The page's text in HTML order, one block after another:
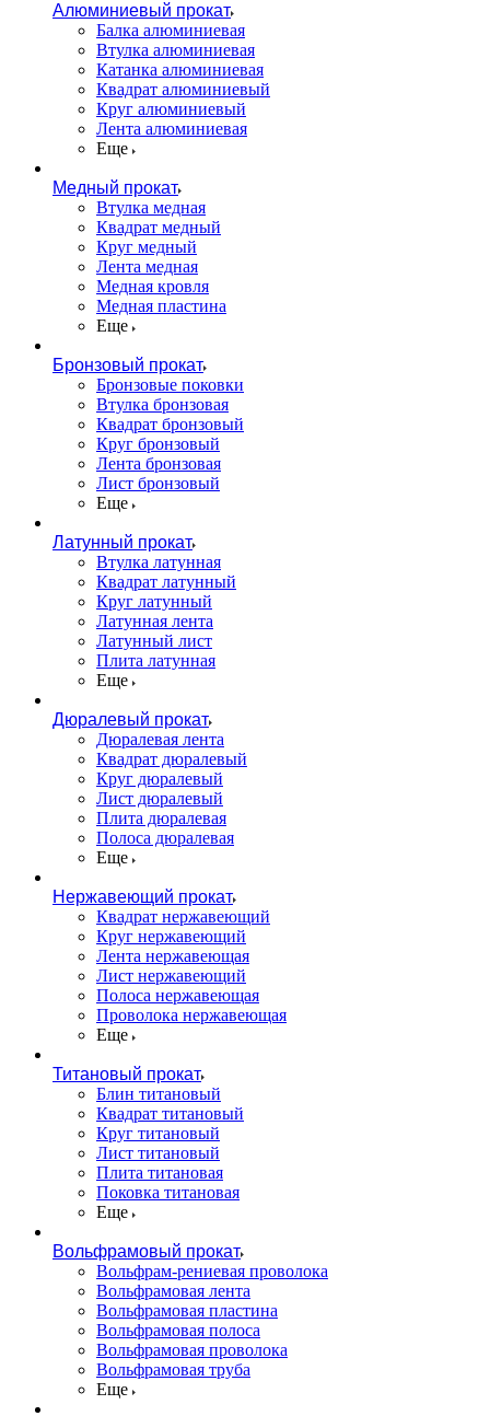
Алюминиевый прокат
Балка алюминиевая
Втулка алюминиевая
Катанка алюминиевая
Квадрат алюминиевый
Круг алюминиевый
Лента алюминиевая
Еще
Медный прокат
Втулка медная
Квадрат медный
Круг медный
Лента медная
Медная кровля
Медная пластина
Еще
Бронзовый прокат
Бронзовые поковки
Втулка бронзовая
Квадрат бронзовый
Круг бронзовый
Лента бронзовая
Лист бронзовый
Еще
Латунный прокат
Втулка латунная
Квадрат латунный
Круг латунный
Латунная лента
Латунный лист
Плита латунная
Еще
Дюралевый прокат
Дюралевая лента
Квадрат дюралевый
Круг дюралевый
Лист дюралевый
Плита дюралевая
Полоса дюралевая
Еще
Нержавеющий прокат
Квадрат нержавеющий
Круг нержавеющий
Лента нержавеющая
Лист нержавеющий
Полоса нержавеющая
Проволока нержавеющая
Еще
Титановый прокат
Блин титановый
Квадрат титановый
Круг титановый
Лист титановый
Плита титановая
Поковка титановая
Еще
Вольфрамовый прокат
Вольфрам-рениевая проволока
Вольфрамовая лента
Вольфрамовая пластина
Вольфрамовая полоса
Вольфрамовая проволока
Вольфрамовая труба
Еще